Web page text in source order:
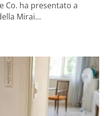
Co. ha presentato a
Mirai…